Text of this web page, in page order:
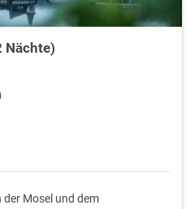
Nächte)
Mosel und dem